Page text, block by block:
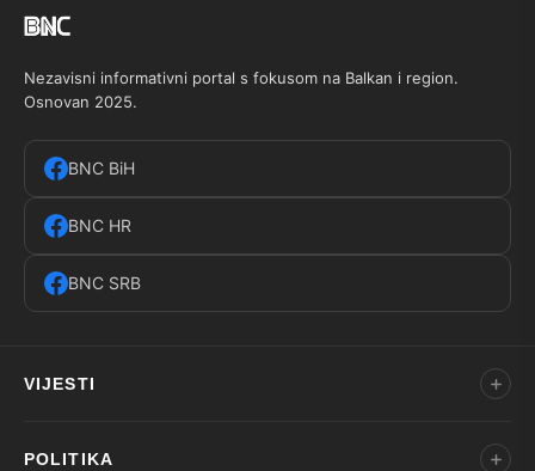
Nezavisni informativni portal s fokusom na Balkan i region.
Osnovan 2025.
BNC BiH
BNC HR
BNC SRB
VIJESTI
POLITIKA